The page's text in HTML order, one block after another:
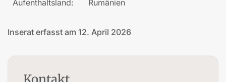
Aufenthaltsland: Rumänien
Inserat erfasst am 12. April 2026